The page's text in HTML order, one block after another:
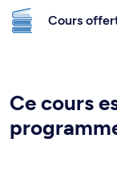
Cours
Ce cours